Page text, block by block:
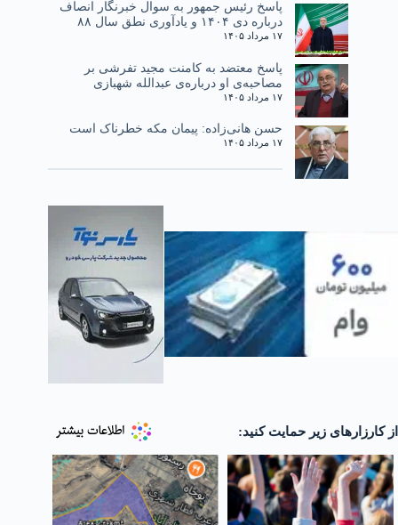
پاسخ رئیس جمهور به سوال خبرنگار انصاف
درباره دی ۱۴۰۴ و یادآوری نطق سال ۸۸
۱۷ مرداد ۱۴۰۵
پاسخ معتضد به کامنت مجید تفرشی بر
مصاحبه‌ی او درباره‌ی عبدالله شهبازی
۱۷ مرداد ۱۴۰۵
حسن هانی‌زاده: پیمان مکه خطرناک است
۱۷ مرداد ۱۴۰۵
از کارزارهای زیر حمایت کنید: